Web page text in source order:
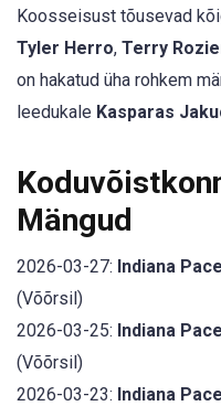
Koosseisust tõusevad
Tyler Herro, Terry
on hakatud üha rohkem
leedukale Kasparas
Mängud
2026-03-27: Indiana
(Võõrsil)
2026-03-25: Indiana
(Võõrsil)
2026-03-23: Indiana